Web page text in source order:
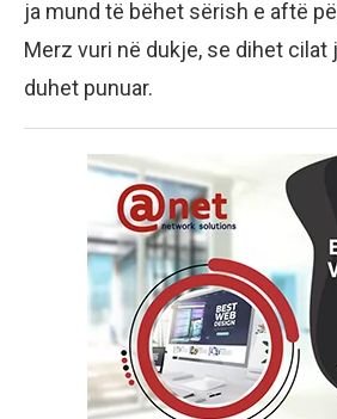
ja mund të bëhet sërish e aftë
Merz vuri në dukje, se dihet cilat
duhet punuar.